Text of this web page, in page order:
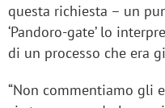
questa richiesta – un
‘Pandoro-gate’ lo
di un processo che era
“Non commentiamo gli